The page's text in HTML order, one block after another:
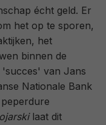
écht geld. Er
het op te sporen,
het
binnen de
van Jans
Nationale Bank
laat dit